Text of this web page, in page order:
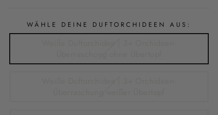
WÄHLE DEINE DUFTORCHIDEEN AUS: